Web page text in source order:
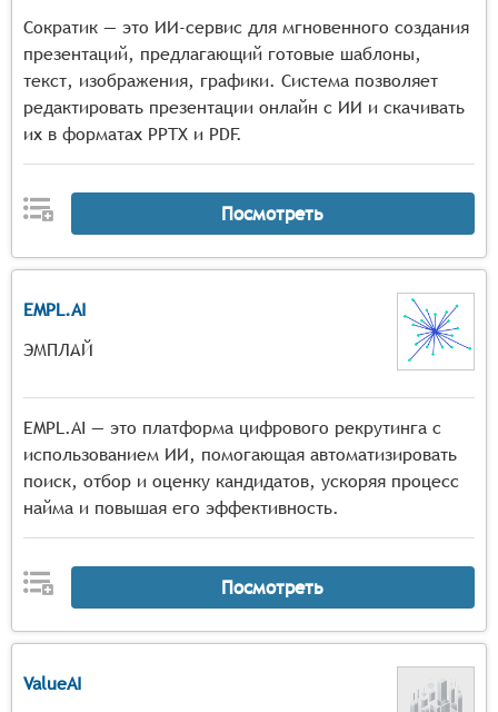
Сократик — это ИИ-сервис для мгновенного создания
презентаций, предлагающий готовые шаблоны,
текст, изображения, графики. Система позволяет
редактировать презентации онлайн с ИИ и скачивать
их в форматах PPTX и PDF.
Посмотреть
EMPL.AI
ЭМПЛАЙ
EMPL.AI — это платформа цифрового рекрутинга с
использованием ИИ, помогающая автоматизировать
поиск, отбор и оценку кандидатов, ускоряя процесс
найма и повышая его эффективность.
Посмотреть
ValueAI